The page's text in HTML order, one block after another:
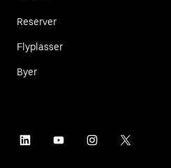
Reserver
Flyplasser
Byer